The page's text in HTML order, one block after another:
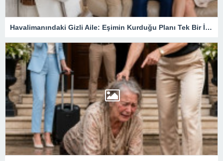
Havalimanındaki Gizli Aile: Eşimin Kurduğu Planı Tek Bir İmza Çökertti